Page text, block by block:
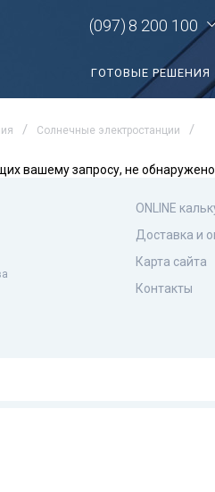
(097) 8 200 100
ГОТОВЫЕ РЕШЕНИЯ
Солнечные электростанции
вашему запросу, не обнаружено.
ONLINE
Доставка и
Карта сайта
Контакты